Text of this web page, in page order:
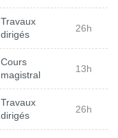
Travaux
dirigés
26h
Cours
magistral
13h
Travaux
dirigés
26h